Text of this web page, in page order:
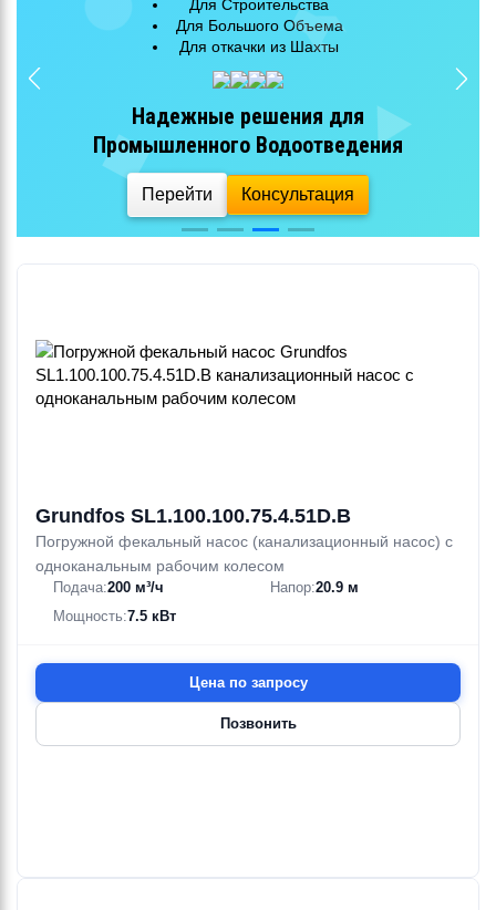
Для Городской Канализации
Для Большого Объема
Эффективная перекачка
сточных вод
Перейти Консультация
Grundfos SL1.100.100.75.4.51D.B
Погружной фекальный насос (канализационный насос) с
одноканальным рабочим колесом
Подача:200 м³/ч Напор:20.9 м
Мощность:7.5 кВт
Цена по запросу
Позвонить